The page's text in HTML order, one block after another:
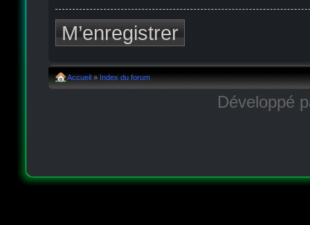
M’enregistrer
Accueil » Index du forum
Développé